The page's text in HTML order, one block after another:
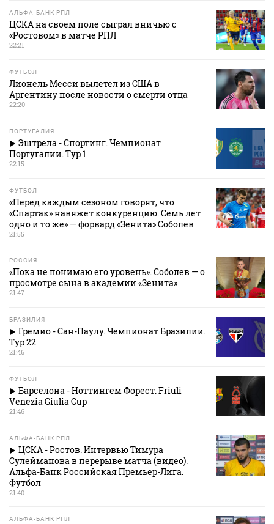
АЛЬФА-БАНК РПЛ
ЦСКА на своем поле сыграл вничью с
«Ростовом» в матче РПЛ
22:21
ФУТБОЛ
Лионель Месси вылетел из США в
Аргентину после новости о смерти отца
22:20
ПОРТУГАЛИЯ
Эштрела - Спортинг. Чемпионат
Португалии. Тур 1
22:15
ФУТБОЛ
«Перед каждым сезоном говорят, что
«Спартак» навяжет конкуренцию. Семь лет
одно и то же» — форвард «Зенита» Соболев
21:55
РОССИЯ
«Пока не понимаю его уровень». Соболев — о
просмотре сына в академии «Зенита»
21:47
БРАЗИЛИЯ
Гремио - Сан-Паулу. Чемпионат Бразилии.
Тур 22
21:46
ФУТБОЛ
Барселона - Ноттингем Форест. Friuli
Venezia Giulia Cup
21:46
АЛЬФА-БАНК РПЛ
ЦСКА - Ростов. Интервью Тимура
Сулейманова в перерыве матча (видео).
Альфа-Банк Российская Премьер-Лига.
Футбол
21:40
АЛЬФА-БАНК РПЛ